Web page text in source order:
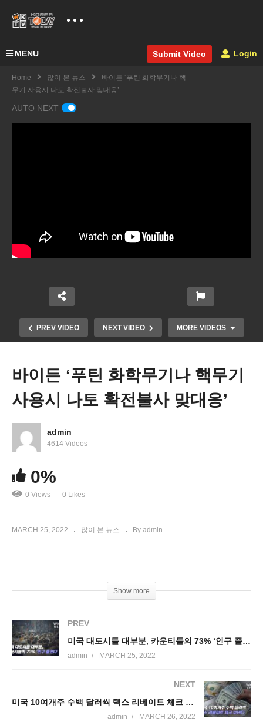
MENU Submit Video Login
Home 많이 본 뉴스
바이든 ‘푸틴 화학무기나 핵
무기 사용시 나토 확전불사 맞대응’
AUTO NEXT
PREV VIDEO NEXT VIDEO MORE VIDEOS
책 7% 증액’
바이든 ‘푸틴 화학무기나 핵무기
사용시 나토 확전불사 맞대응’
admin
4614 Videos
0%
0 Views 0 Likes
MARCH 25, 2022 많이 본 뉴스 By admin
Show more
PREV
미국 대도시들 대부분, 카운티들의 73% ‘인구 줄었다’
admin MARCH 25, 2022
NEXT
미국 10여개주 수백 달러씩 택스 리베이트 체크 보낸다
admin MARCH 26, 2022